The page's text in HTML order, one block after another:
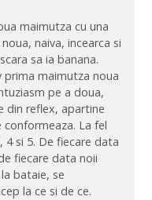
maimutza cu una
naiva, incearca si
sa ia banana.
prima maimutza noua
pe a doua,
din reflex, apartine
conformeaza. La fel
4 si 5. De fiecare data
fiecare data noii
bataie, se
la ce si de ce.